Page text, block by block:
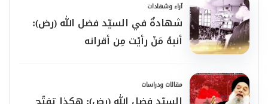
آراء وشهادات
شهادةٌ في السيّد فضل الله (رض):
أنبهُ مَنْ رأيْت مِن أقرانه
مقالات ودراسات